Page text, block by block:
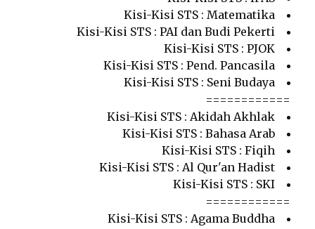
Kisi-Kisi STS : Matematika
Kisi-Kisi STS : PAI dan Budi Pekerti
Kisi-Kisi STS : PJOK
Kisi-Kisi STS : Pend. Pancasila
Kisi-Kisi STS : Seni Budaya
============
Kisi-Kisi STS : Akidah Akhlak
Kisi-Kisi STS : Bahasa Arab
Kisi-Kisi STS : Fiqih
Kisi-Kisi STS : Al Qur'an Hadist
Kisi-Kisi STS : SKI
============
Kisi-Kisi STS : Agama Buddha